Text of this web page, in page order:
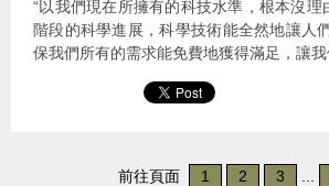
“以我們現在所擁有的科技水準，根本沒
階段的科學進展，科學技術能全然地讓人
保我們所有的需求能免費地獲得滿足，讓
前往頁面 1 2 3